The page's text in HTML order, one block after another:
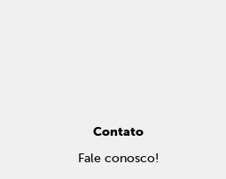
Contato
Fale conosco!